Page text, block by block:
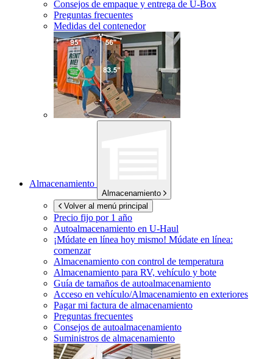
Consejos de empaque y entrega de U-Box
Preguntas frecuentes
Medidas del contenedor
Almacenamiento
Almacenamiento
Volver al menú principal
Precio fijo por 1 año
Autoalmacenamiento en U-Haul
¡Múdate en línea hoy mismo! Múdate en línea:
comenzar
Almacenamiento con control de temperatura
Almacenamiento para RV, vehículo y bote
Guía de tamaños de autoalmacenamiento
Acceso en vehículo/Almacenamiento en exteriores
Pagar mi factura de almacenamiento
Preguntas frecuentes
Consejos de autoalmacenamiento
Suministros de almacenamiento